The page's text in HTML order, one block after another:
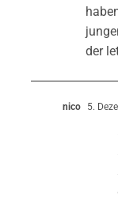
der
nico 5.